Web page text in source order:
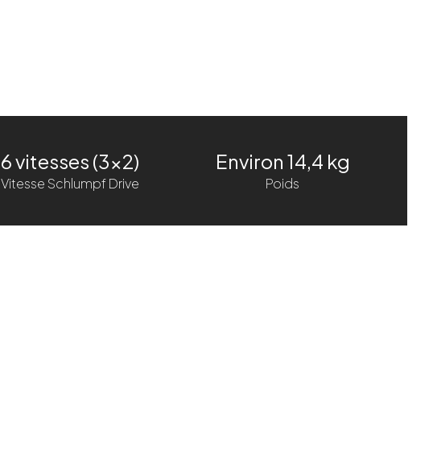
6 vitesses (3x2)
Vitesse Schlumpf Drive
Environ 14,4 kg
Poids